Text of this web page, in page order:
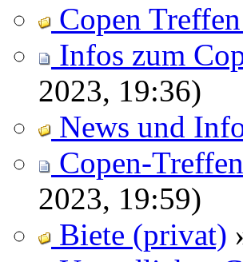
Copen
Infos zum
2023, 19:36)
News und
Copen-
2023, 19:59)
Biete (privat)